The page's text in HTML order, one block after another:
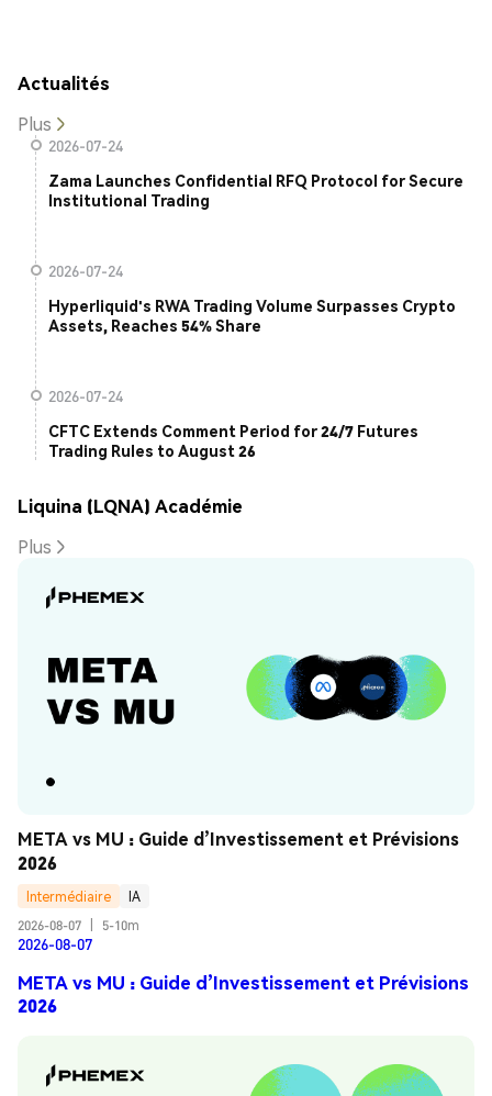
Actualités
Plus
2026-07-24
Zama Launches Confidential RFQ Protocol for Secure
Institutional Trading
2026-07-24
Hyperliquid's RWA Trading Volume Surpasses Crypto
Assets, Reaches 54% Share
2026-07-24
CFTC Extends Comment Period for 24/7 Futures
Trading Rules to August 26
Liquina (LQNA) Académie
Plus
META vs MU : Guide d’Investissement et Prévisions
2026
Intermédiaire
IA
2026-08-07
5-10m
2026-08-07
META vs MU : Guide d’Investissement et Prévisions
2026